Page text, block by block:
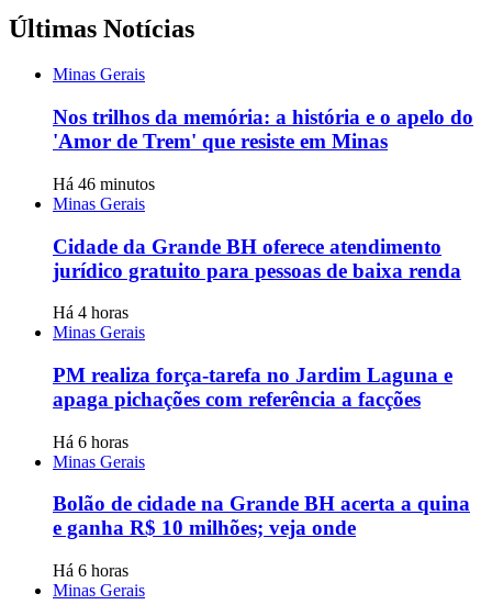
Últimas Notícias
Minas Gerais
Nos trilhos da memória: a história e o apelo do
'Amor de Trem' que resiste em Minas
Há 46 minutos
Minas Gerais
Cidade da Grande BH oferece atendimento
jurídico gratuito para pessoas de baixa renda
Há 4 horas
Minas Gerais
PM realiza força-tarefa no Jardim Laguna e
apaga pichações com referência a facções
Há 6 horas
Minas Gerais
Bolão de cidade na Grande BH acerta a quina
e ganha R$ 10 milhões; veja onde
Há 6 horas
Minas Gerais